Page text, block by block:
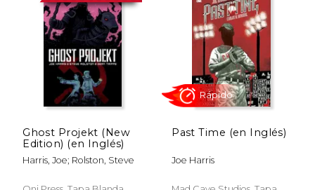
coescribió las películas Darkness Falls y
The Tripper, y participó en la serie web
Ninjak vs. the Valiant Universe para Valiant
Entertainment . Su versatilidad como
escritor le ha permitido abordar diversos
géneros, siempre con un enfoque en lo
sobrenatural y lo inquietante.
Ghost Projekt (New
Edition) (en Inglés)
Harris, Joe; Rolston, Steve
Past Time (en Inglés)
Joe Harris